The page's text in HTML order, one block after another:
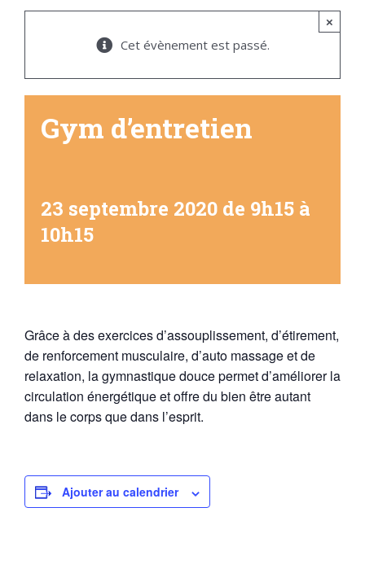
×
Cet évènement est passé.
Gym d’entretien
23 septembre 2020 de 9h15 à
10h15
Grâce à des exercices d’assouplissement, d’étirement,
de renforcement musculaire, d’auto massage et de
relaxation, la gymnastique douce permet d’améliorer la
circulation énergétique et offre du bien être autant
dans le corps que dans l’esprit.
Ajouter au calendrier